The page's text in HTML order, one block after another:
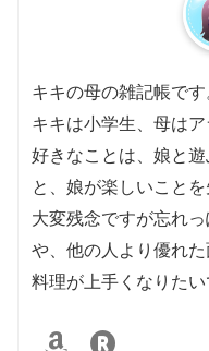
キキの母の雑記帳です
キキは小学生、母はア
好きなことは、娘と
と、娘が楽しいこと
大変残念ですが忘れ
や、他の人より優れた
料理が上手くなりたい